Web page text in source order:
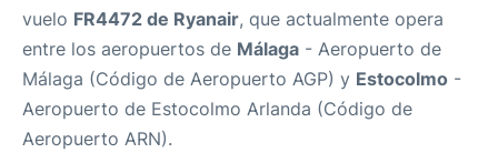
vuelo FR4472 de Ryanair, que actualmente opera
entre los aeropuertos de Málaga - Aeropuerto de
Málaga (Código de Aeropuerto AGP) y Estocolmo -
Aeropuerto de Estocolmo Arlanda (Código de
Aeropuerto ARN).